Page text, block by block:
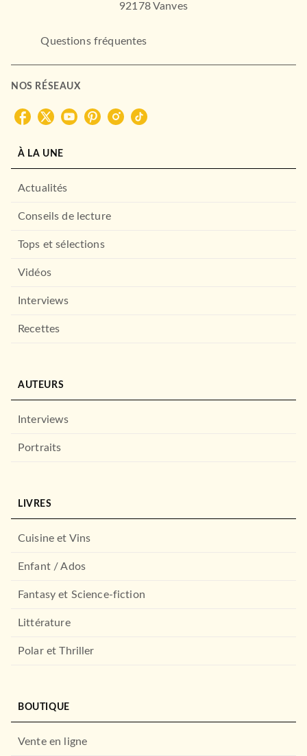
92178 Vanves
Questions fréquentes
NOS RÉSEAUX
À LA UNE
Actualités
Conseils de lecture
Tops et sélections
Vidéos
Interviews
Recettes
AUTEURS
Interviews
Portraits
LIVRES
Cuisine et Vins
Enfant / Ados
Fantasy et Science-fiction
Littérature
Polar et Thriller
BOUTIQUE
Vente en ligne